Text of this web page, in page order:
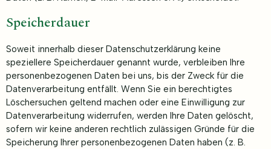
Speicherdauer
Soweit innerhalb dieser Datenschutzerklärung keine
speziellere Speicherdauer genannt wurde, verbleiben Ihre
personenbezogenen Daten bei uns, bis der Zweck für die
Datenverarbeitung entfällt. Wenn Sie ein berechtigtes
Löschersuchen geltend machen oder eine Einwilligung zur
Datenverarbeitung widerrufen, werden Ihre Daten gelöscht,
sofern wir keine anderen rechtlich zulässigen Gründe für die
Speicherung Ihrer personenbezogenen Daten haben (z. B.